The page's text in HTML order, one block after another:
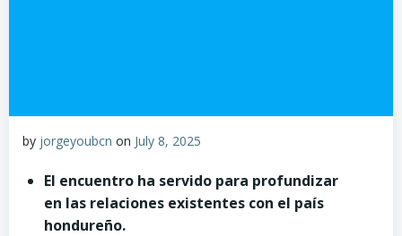
by jorgeyoubcn on July 8, 2025
El encuentro ha servido para profundizar
en las relaciones existentes con el país
hondureño.